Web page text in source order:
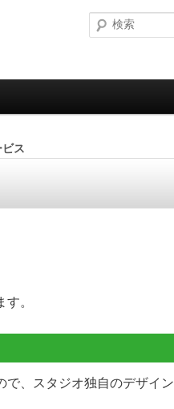
ス
。
で、スタジオ独自のデザイン